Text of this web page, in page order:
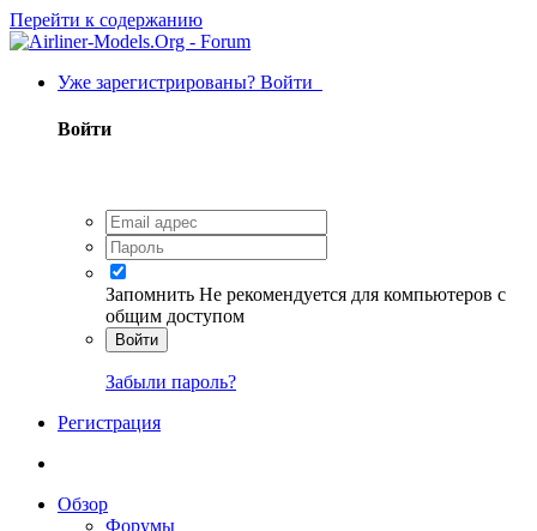
Перейти к содержанию
Уже зарегистрированы? Войти
Войти
Запомнить Не рекомендуется для компьютеров с
общим доступом
Войти
Забыли пароль?
Регистрация
Обзор
Форумы